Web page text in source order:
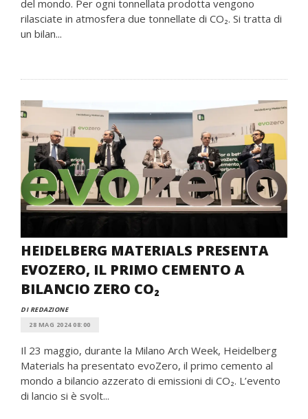
del mondo. Per ogni tonnellata prodotta vengono
rilasciate in atmosfera due tonnellate di CO₂. Si tratta di
un bilan...
HEIDELBERG MATERIALS PRESENTA
EVOZERO, IL PRIMO CEMENTO A
BILANCIO ZERO CO₂
DI REDAZIONE
28 MAG 2024 08:00
Il 23 maggio, durante la Milano Arch Week, Heidelberg
Materials ha presentato evoZero, il primo cemento al
mondo a bilancio azzerato di emissioni di CO₂. L’evento
di lancio si è svolt...